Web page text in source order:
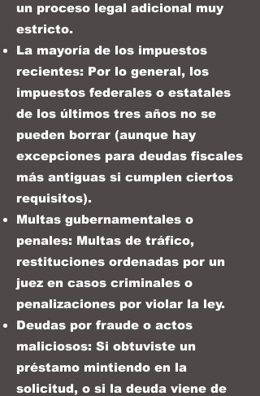
un proceso legal adicional muy
estricto.
La mayoría de los impuestos
recientes: Por lo general, los
impuestos federales o estatales
de los últimos tres años no se
pueden borrar (aunque hay
excepciones para deudas fiscales
más antiguas si cumplen ciertos
requisitos).
Multas gubernamentales o
penales: Multas de tráfico,
restituciones ordenadas por un
juez en casos criminales o
penalizaciones por violar la ley.
Deudas por fraude o actos
maliciosos: Si obtuviste un
préstamo mintiendo en la
solicitud, o si la deuda viene de